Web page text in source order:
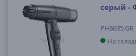
серый -
PH6035.GR
На